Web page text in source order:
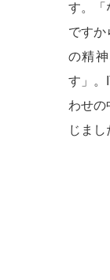
す。「
ですか
の精
す」。
わせの
じまし